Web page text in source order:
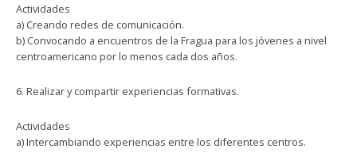
Actividades
a) Creando redes de comunicación.
b) Convocando a encuentros de la Fragua para los jóvenes a nivel
centroamericano por lo menos cada dos años.
6. Realizar y compartir experiencias formativas.
Actividades
a) Intercambiando experiencias entre los diferentes centros.